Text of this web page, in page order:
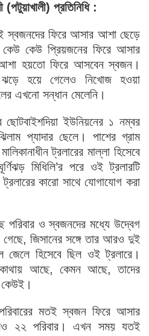
(পটুয়াখালী) প্রতিনিধি :
স্বজনদের ফিরে আসার আশা ছেড়ে
কেউ কেউ প্রিয়জনের ফিরে আসার
আশা হয়তো ফিরে আসবেন স্বজন।
হয়ে গেলেও নিখোজ হওয়া
এখনো সন্ধান মেলেনি।
ছোটবাইশদিয়া ইউনিয়নের ১ নম্বর
প্যাদার ছেলে। পাশের গ্রাম
ট্রলারের মাল্লা হিসেবে
মিধিলি’র পরে ওই ট্রলারটি
কারো সাথে যোগাযোগ করা
পরিবার ও স্বজনদের মধ্যে উদ্বেগ
জিসানের সঙ্গে তার আরও দুই
হিসেবে ছিল ওই ট্রলারে।
আছে, কেমন আছে, তাদের
কেউই।
মতই স্বজন ফিরে আসার
২২ পরিবার। এখন সময় যতই